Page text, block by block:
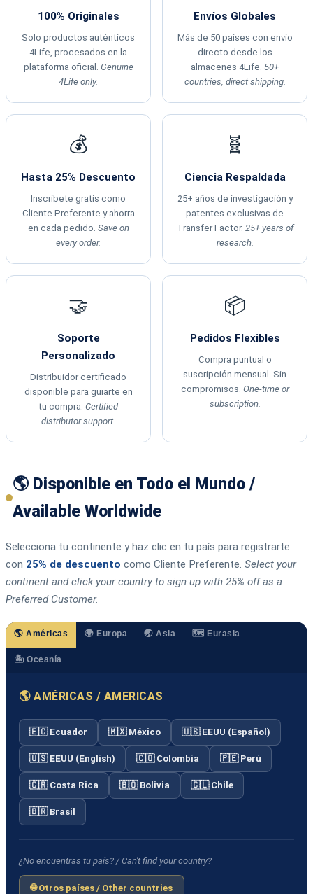
100% Originales
Solo productos auténticos
4Life, procesados en la
plataforma oficial. Genuine
4Life only.
Envíos Globales
Más de 50 países con envío
directo desde los
almacenes 4Life. 50+
countries, direct shipping.
💰
Hasta 25% Descuento
Inscríbete gratis como
Cliente Preferente y ahorra
en cada pedido. Save on
every order.
🧬
Ciencia Respaldada
25+ años de investigación y
patentes exclusivas de
Transfer Factor. 25+ years of
research.
🤝
Soporte
Personalizado
Distribuidor certificado
disponible para guiarte en
tu compra. Certified
distributor support.
📦
Pedidos Flexibles
Compra puntual o
suscripción mensual. Sin
compromisos. One-time or
subscription.
🌎 Disponible en Todo el Mundo /
Available Worldwide
Selecciona tu continente y haz clic en tu país para registrarte
con 25% de descuento como Cliente Preferente. Select your
continent and click your country to sign up with 25% off as a
Preferred Customer.
🌎 Américas 🌍 Europa 🌏 Asia 🗺️ Eurasia
🏝️ Oceanía
🌎 AMÉRICAS / AMERICAS
🇪🇨 Ecuador 🇲🇽 México 🇺🇸 EEUU (Español)
🇺🇸 EEUU (English) 🇨🇴 Colombia 🇵🇪 Perú
🇨🇷 Costa Rica 🇧🇴 Bolivia 🇨🇱 Chile
🇧🇷 Brasil
¿No encuentras tu país? / Can't find your country?
🌐 Otros países / Other countries